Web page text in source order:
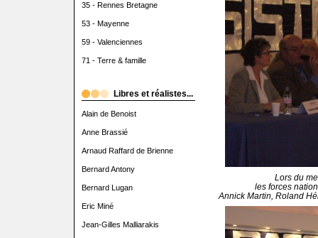
35 - Rennes Bretagne
53 - Mayenne
59 - Valenciennes
71 - Terre & famille
Libres et réalistes...
Alain de Benoist
Anne Brassié
Arnaud Raffard de Brienne
Bernard Antony
Bernard Lugan
Eric Miné
Jean-Gilles Malliarakis
Lors du
les forces
Annick Martin, Roland